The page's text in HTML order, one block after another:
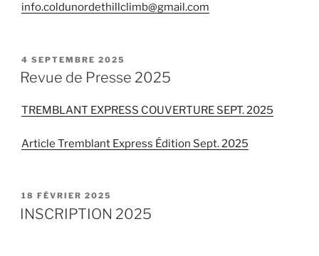
info.coldunordethillclimb@gmail.com
PUBLIÉ
LE
4 SEPTEMBRE 2025
Revue de Presse 2025
TREMBLANT EXPRESS COUVERTURE SEPT. 2025
Article Tremblant Express Édition Sept. 2025
PUBLIÉ
LE
18 FÉVRIER 2025
INSCRIPTION 2025